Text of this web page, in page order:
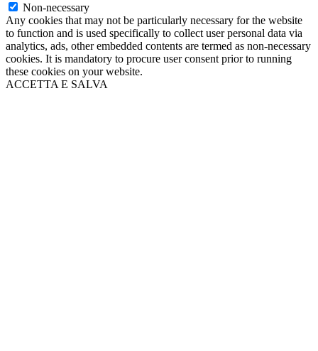
Non-necessary
Any cookies that may not be particularly necessary for the website
to function and is used specifically to collect user personal data via
analytics, ads, other embedded contents are termed as non-necessary
cookies. It is mandatory to procure user consent prior to running
these cookies on your website.
ACCETTA E SALVA